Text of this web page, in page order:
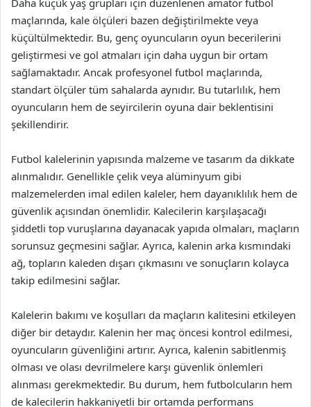
Daha küçük yaş grupları için düzenlenen amatör futbol
maçlarında, kale ölçüleri bazen değiştirilmekte veya
küçültülmektedir. Bu, genç oyuncuların oyun becerilerini
geliştirmesi ve gol atmaları için daha uygun bir ortam
sağlamaktadır. Ancak profesyonel futbol maçlarında,
standart ölçüler tüm sahalarda aynıdır. Bu tutarlılık, hem
oyuncuların hem de seyircilerin oyuna dair beklentisini
şekillendirir.
Futbol kalelerinin yapısında malzeme ve tasarım da dikkate
alınmalıdır. Genellikle çelik veya alüminyum gibi
malzemelerden imal edilen kaleler, hem dayanıklılık hem de
güvenlik açısından önemlidir. Kalecilerin karşılaşacağı
şiddetli top vuruşlarına dayanacak yapıda olmaları, maçların
sorunsuz geçmesini sağlar. Ayrıca, kalenin arka kısmındaki
ağ, topların kaleden dışarı çıkmasını ve sonuçların kolayca
takip edilmesini sağlar.
Kalelerin bakımı ve koşulları da maçların kalitesini etkileyen
diğer bir detaydır. Kalenin her maç öncesi kontrol edilmesi,
oyuncuların güvenliğini artırır. Ayrıca, kalenin sabitlenmiş
olması ve olası devrilmelere karşı güvenlik önlemleri
alınması gerekmektedir. Bu durum, hem futbolcuların hem
de kalecilerin hakkaniyetli bir ortamda performans